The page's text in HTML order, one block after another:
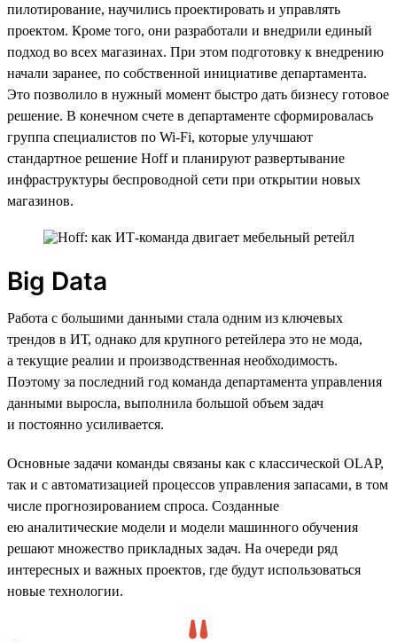
пилотирование, научились проектировать и управлять
проектом. Кроме того, они разработали и внедрили единый
подход во всех магазинах. При этом подготовку к внедрению
начали заранее, по собственной инициативе департамента.
Это позволило в нужный момент быстро дать бизнесу готовое
решение. В конечном счете в департаменте сформировалась
группа специалистов по Wi-Fi, которые улучшают
стандартное решение Hoff и планируют развертывание
инфраструктуры беспроводной сети при открытии новых
магазинов.
Big Data
Работа с большими данными стала одним из ключевых
трендов в ИТ, однако для крупного ретейлера это не мода,
а текущие реалии и производственная необходимость.
Поэтому за последний год команда департамента управления
данными выросла, выполнила большой объем задач
и постоянно усиливается.
Основные задачи команды связаны как с классической OLAP,
так и с автоматизацией процессов управления запасами, в том
числе прогнозированием спроса. Созданные
ею аналитические модели и модели машинного обучения
решают множество прикладных задач. На очереди ряд
интересных и важных проектов, где будут использоваться
новые технологии.